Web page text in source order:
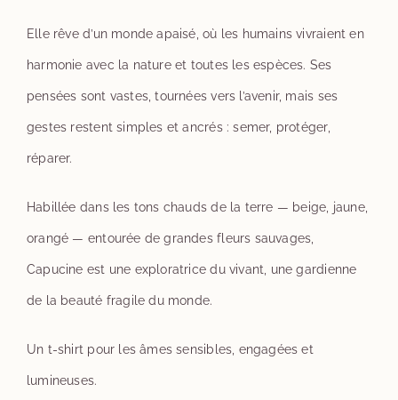
Elle rêve d’un monde apaisé, où les humains vivraient en
harmonie avec la nature et toutes les espèces. Ses
pensées sont vastes, tournées vers l’avenir, mais ses
gestes restent simples et ancrés : semer, protéger,
réparer.
Habillée dans les tons chauds de la terre — beige, jaune,
orangé — entourée de grandes fleurs sauvages,
Capucine est une exploratrice du vivant, une gardienne
de la beauté fragile du monde.
Un t-shirt pour les âmes sensibles, engagées et
lumineuses.